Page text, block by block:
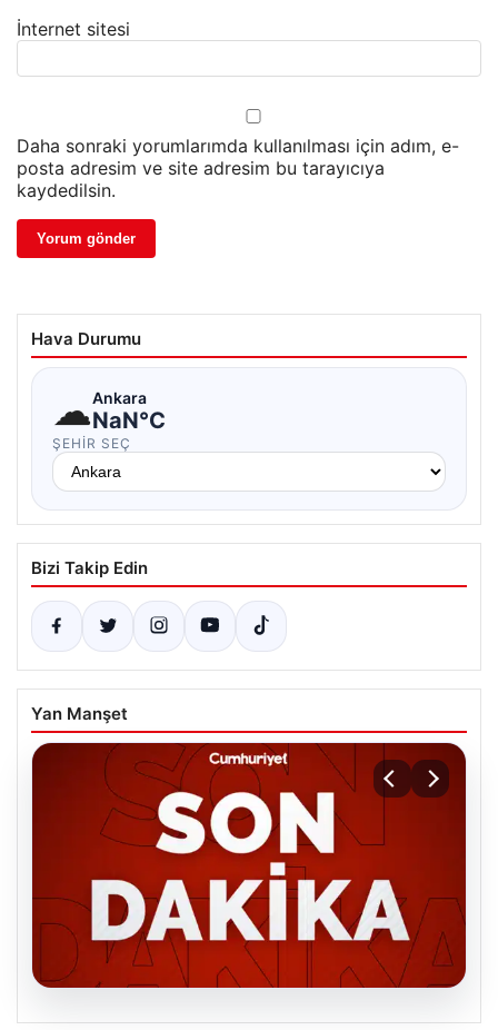
İnternet sitesi
Daha sonraki yorumlarımda kullanılması için adım, e-
posta adresim ve site adresim bu tarayıcıya
kaydedilsin.
Hava Durumu
☁Ankara
NaN°C
ŞEHIR SEÇ
Bizi Takip Edin
Yan Manşet
06.08.2026